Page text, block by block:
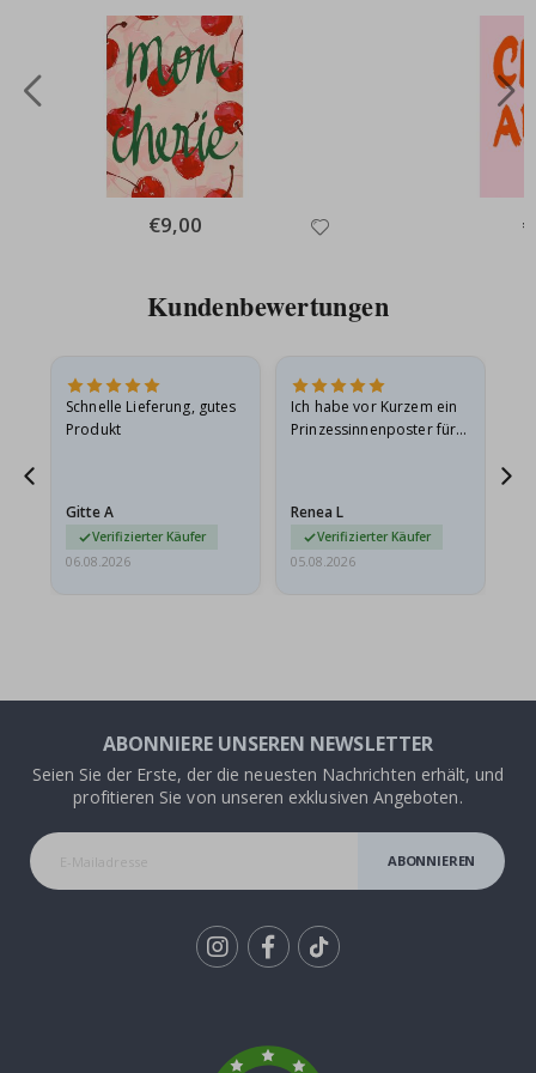
Special
Price
€9,00
Kundenbewertungen
Schnelle Lieferung, gutes
Produkt
Gitte A
Verifizierter Käufer
06.08.2026
Ich habe vor Kurzem ein
Prinzessinnenposter für
beschädigt…
Renea L
Verifizierter Käufer
05.08.2026
ABONNIERE UNSEREN NEWSLETTER
Seien Sie der Erste, der die neuesten Nachrichten erhält, und
profitieren Sie von unseren exklusiven Angeboten.
ABONNIEREN